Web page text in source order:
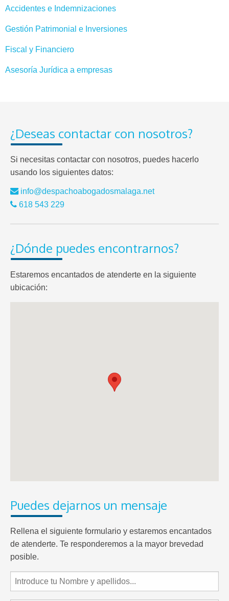
Accidentes e Indemnizaciones
Gestión Patrimonial e Inversiones
Fiscal y Financiero
Asesoría Jurídica a empresas
¿Deseas contactar con nosotros?
Si necesitas contactar con nosotros, puedes hacerlo
usando los siguientes datos:
info@despachoabogadosmalaga.net
618 543 229
¿Dónde puedes encontrarnos?
Estaremos encantados de atenderte en la siguiente
ubicación:
Puedes dejarnos un mensaje
Rellena el siguiente formulario y estaremos encantados
de atenderte. Te responderemos a la mayor brevedad
posible.